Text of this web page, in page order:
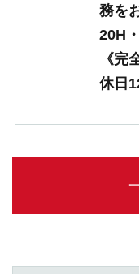
務を
20H
《完
休日